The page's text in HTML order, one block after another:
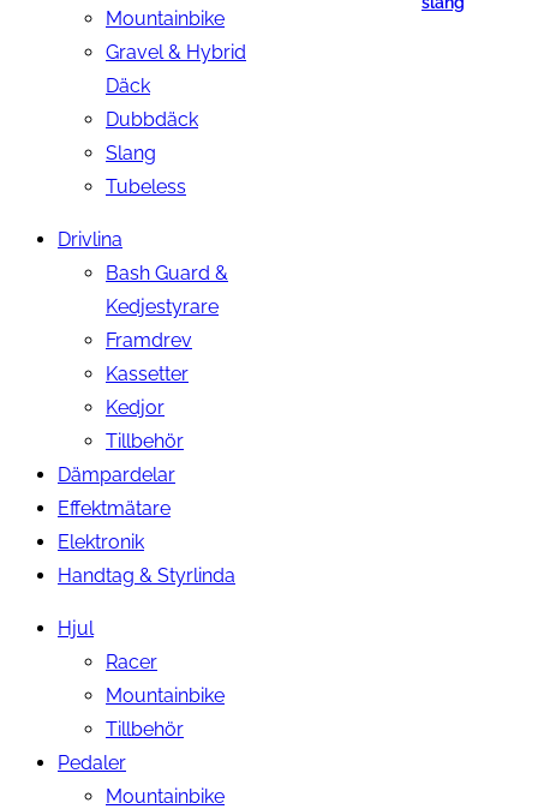
Mountainbike
Gravel & Hybrid
Däck
Dubbdäck
Slang
Tubeless
Drivlina
Bash Guard &
Kedjestyrare
Framdrev
Kassetter
Kedjor
Tillbehör
Dämpardelar
Effektmätare
Elektronik
Handtag & Styrlinda
Hjul
Racer
Mountainbike
Tillbehör
Pedaler
Mountainbike